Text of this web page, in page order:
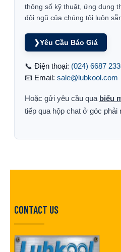
thông số kỹ thuật, ứng dụng
đội ngũ của chúng tôi luôn
❯Yêu Cầu Báo Giá
📞 Điện thoại: (024) 6687
📧 Email: sale@lubkool.com
Hoặc gửi yêu cầu qua biểu
tiếp qua hộp chat ở góc phải
CONTACT US